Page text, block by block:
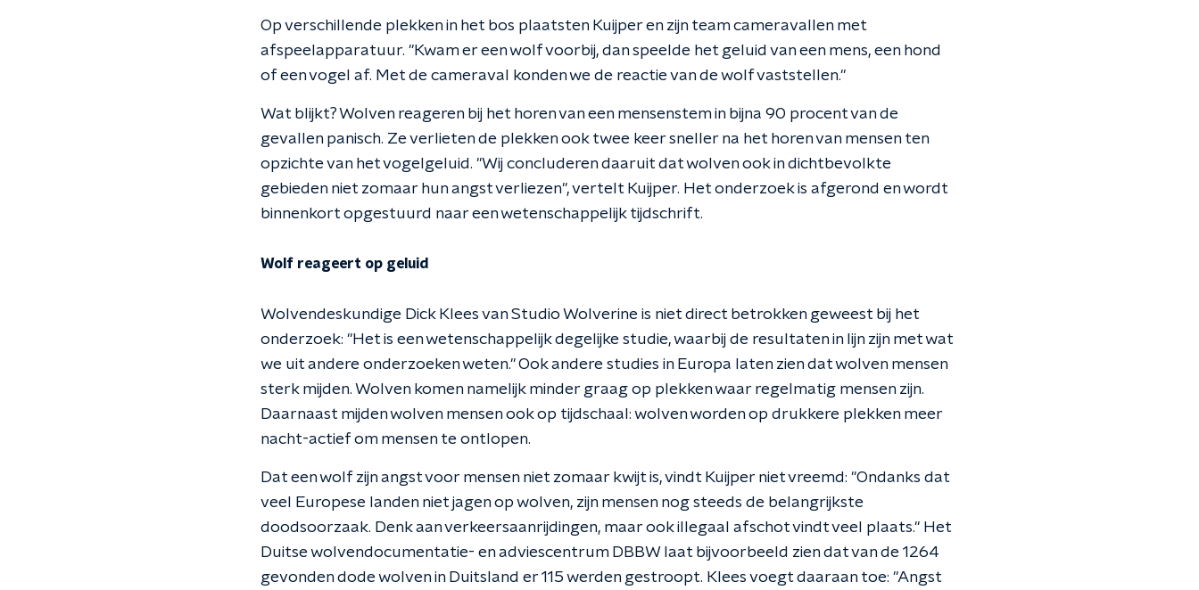
Op verschillende plekken in het bos plaatsten Kuijper en zijn team cameravallen met
afspeelapparatuur. "Kwam er een wolf voorbij, dan speelde het geluid van een mens, een hond
of een vogel af. Met de cameraval konden we de reactie van de wolf vaststellen."
Wat blijkt? Wolven reageren bij het horen van een mensenstem in bijna 90 procent van de
gevallen panisch. Ze verlieten de plekken ook twee keer sneller na het horen van mensen ten
opzichte van het vogelgeluid. "Wij concluderen daaruit dat wolven ook in dichtbevolkte
gebieden niet zomaar hun angst verliezen", vertelt Kuijper. Het onderzoek is afgerond en wordt
binnenkort opgestuurd naar een wetenschappelijk tijdschrift.
Wolf reageert op geluid
Wolvendeskundige Dick Klees van Studio Wolverine is niet direct betrokken geweest bij het
onderzoek: "Het is een wetenschappelijk degelijke studie, waarbij de resultaten in lijn zijn met wat
we uit andere onderzoeken weten." Ook andere studies in Europa laten zien dat wolven mensen
sterk mijden. Wolven komen namelijk minder graag op plekken waar regelmatig mensen zijn.
Daarnaast mijden wolven mensen ook op tijdschaal: wolven worden op drukkere plekken meer
nacht-actief om mensen te ontlopen.
Dat een wolf zijn angst voor mensen niet zomaar kwijt is, vindt Kuijper niet vreemd: "Ondanks dat
veel Europese landen niet jagen op wolven, zijn mensen nog steeds de belangrijkste
doodsoorzaak. Denk aan verkeersaanrijdingen, maar ook illegaal afschot vindt veel plaats." Het
Duitse wolvendocumentatie- en adviescentrum DBBW laat bijvoorbeeld zien dat van de 1264
gevonden dode wolven in Duitsland er 115 werden gestroopt. Klees voegt daaraan toe: "Angst